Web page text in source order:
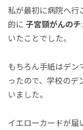
私が最初に病院へ行
的に 子宮頸がんの
いたことでした。
もちろん手紙はデン
ったので、学校のデ
いました。
イエローカードが届